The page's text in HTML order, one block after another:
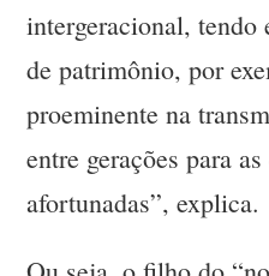
intergeracional, tendo
de patrimônio, por
proeminente na
entre gerações para
afortunadas”, explica.